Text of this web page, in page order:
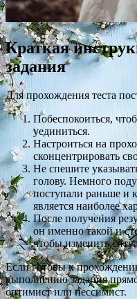
Краткая
задания
Для прохождения теста
Побеспокоиться,
уединиться.
Настроиться на
сконцентрировать
Не спешите
голову. Немного
поступали раньше и
является наиболее
После получения
он именно такой и
чтобы изменить
Если готовы к
выполнению задания
оптимист или пессимист.